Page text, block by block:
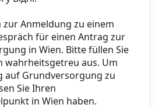
Anmeldung zu einem
für einen Antrag zur
in Wien. Bitte füllen Sie
wahrheitsgetreu aus. Um
auf Grundversorgung zu
Sie Ihren
in Wien haben.